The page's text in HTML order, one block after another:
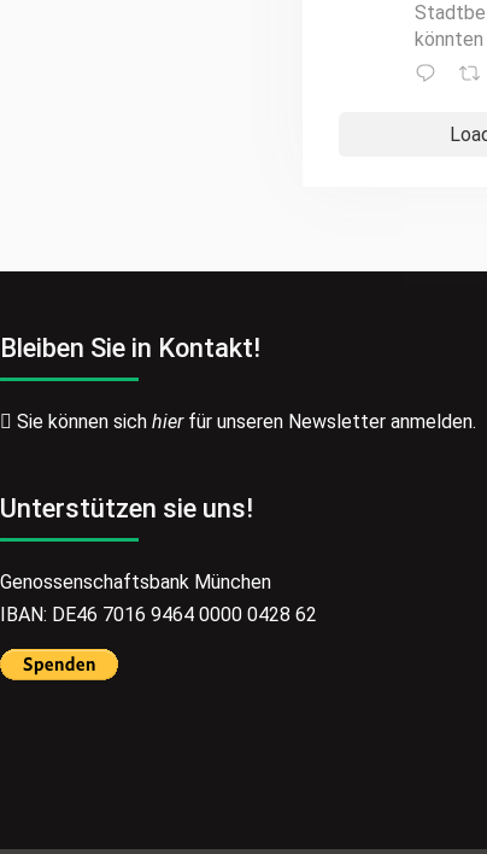
Bleiben Sie in Kontakt!
Sie können sich hier für unseren Newsletter anmelden.
Unterstützen sie uns!
Genossenschaftsbank München
IBAN: DE46 7016 9464 0000 0428 62